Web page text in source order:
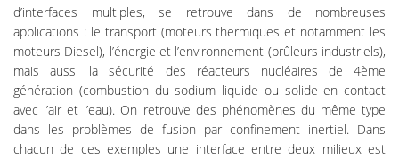
d’interfaces multiples, se retrouve dans de nombreuses
applications : le transport (moteurs thermiques et notamment les
moteurs Diesel), l’énergie et l’environnement (brûleurs industriels),
mais aussi la sécurité des réacteurs nucléaires de 4ème
génération (combustion du sodium liquide ou solide en contact
avec l’air et l’eau). On retrouve des phénomènes du même type
dans les problèmes de fusion par confinement inertiel. Dans
chacun de ces exemples une interface entre deux milieux est